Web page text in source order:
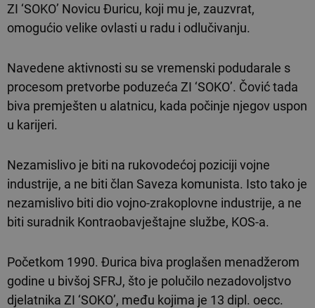
ZI ‘SOKO’ Novicu Đuricu, koji mu je, zauzvrat,
omogućio velike ovlasti u radu i odlučivanju.
Navedene aktivnosti su se vremenski podudarale s
procesom pretvorbe poduzeća ZI ‘SOKO’. Čović tada
biva premješten u alatnicu, kada počinje njegov uspon
u karijeri.
Nezamislivo je biti na rukovodećoj poziciji vojne
industrije, a ne biti član Saveza komunista. Isto tako je
nezamislivo biti dio vojno-zrakoplovne industrije, a ne
biti suradnik Kontraobavještajne službe, KOS-a.
Početkom 1990. Đurica biva proglašen menadžerom
godine u bivšoj SFRJ, što je polučilo nezadovoljstvo
djelatnika ZI ‘SOKO’, među kojima je 13 dipl. oecc.